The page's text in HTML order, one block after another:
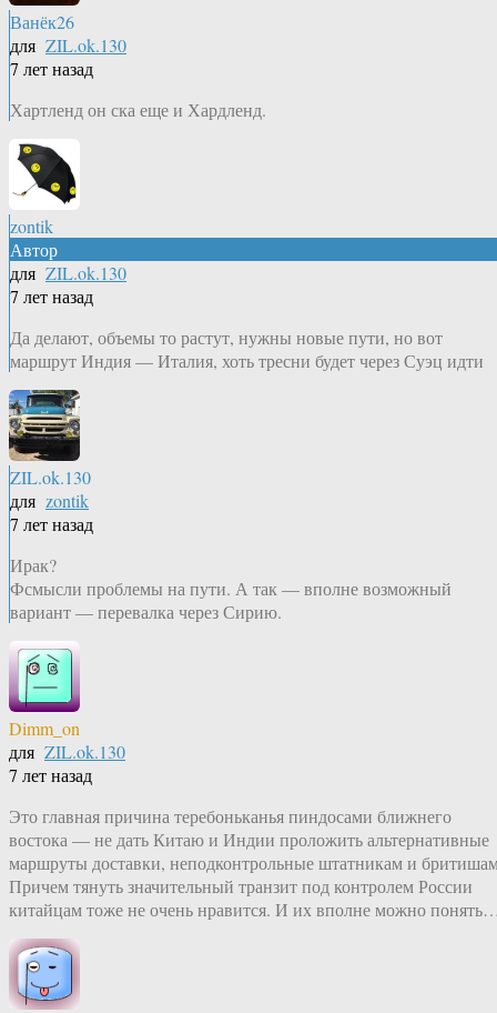
Ванёк26
для ZIL.ok.130
7 лет назад
Хартленд он ска еще и Хардленд.
zontik
Автор
для ZIL.ok.130
7 лет назад
Да делают, объемы то растут, нужны новые пути, но вот
маршрут Индия — Италия, хоть тресни будет через Суэц идти
ZIL.ok.130
для zontik
7 лет назад
Ирак?
Фсмысли проблемы на пути. А так — вполне возможный
вариант — перевалка через Сирию.
Dimm_on
для ZIL.ok.130
7 лет назад
Это главная причина теребоньканья пиндосами ближнего
востока — не дать Китаю и Индии проложить альтернативные
маршруты доставки, неподконтрольные штатникам и
Причем тянуть значительный транзит под контролем России
китайцам тоже не очень нравится. И их вполне можно